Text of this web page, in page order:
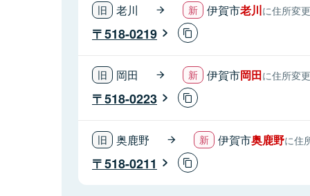
老川 伊賀市老川に住所変更
518-0219
岡田 伊賀市岡田に住所変更
518-0223
奥鹿野 伊賀市奥鹿野に住
518-0211